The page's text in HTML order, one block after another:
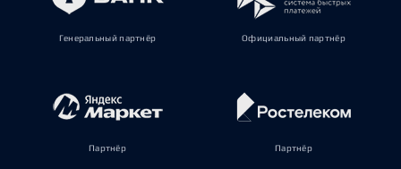
Генеральный партнёр Официальный партнёр
Партнёр Партнёр